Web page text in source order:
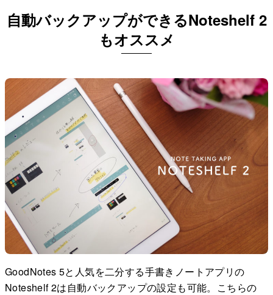
自動バックアップができるNoteshelf 2
もオススメ
GoodNotes 5と人気を二分する手書きノートアプリの
Noteshelf 2は自動バックアップの設定も可能。こちらの